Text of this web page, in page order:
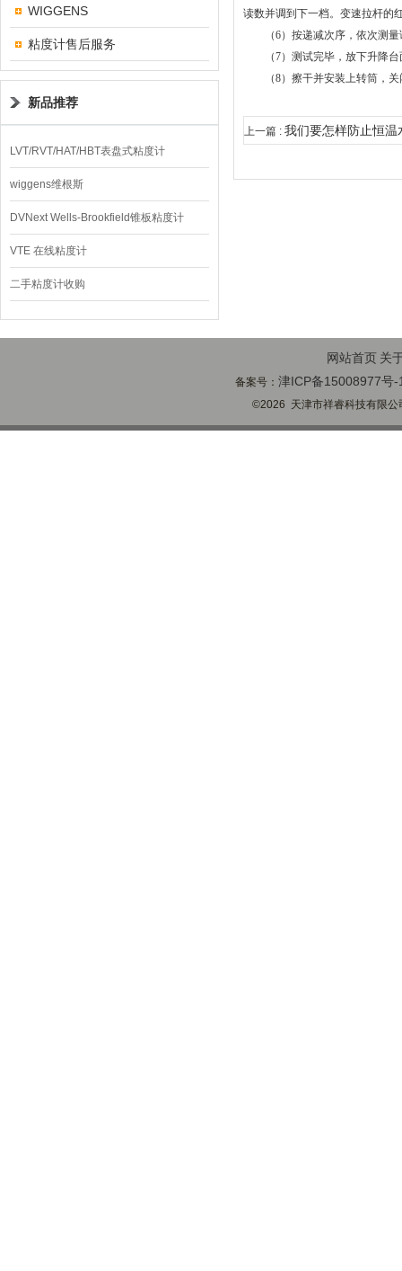
WIGGENS
粘度计售后服务
新品推荐
LVT/RVT/HAT/HBT表盘式粘度计
wiggens维根斯
DVNext Wells-Brookfield锥板粘度计
VTE 在线粘度计
二手粘度计收购
读数并调到下一档。变速拉杆的
（6）按递减次序，依次测量
（7）测试完毕，放下升降台
（8）擦干并安装上转筒，关
上一篇 : 我们要怎样防止恒温
网站首页 关
备案号：津ICP备15008977号-
©2026 天津市祥睿科技有限公